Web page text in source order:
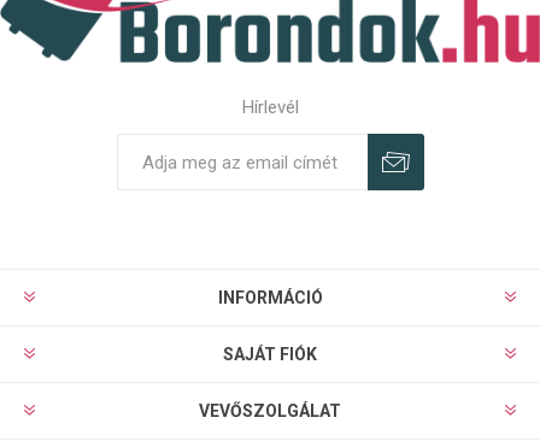
Hírlevél
INFORMÁCIÓ
SAJÁT FIÓK
VEVŐSZOLGÁLAT